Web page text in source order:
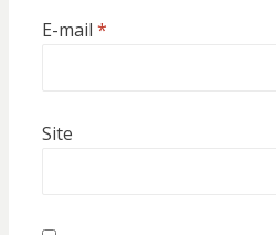
E-mail *
Site